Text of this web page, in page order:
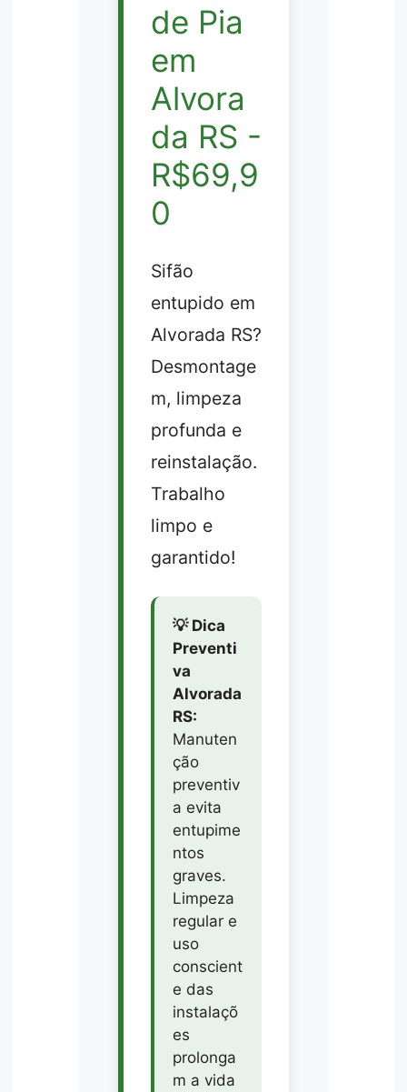
de Pia
em
Alvora
da RS -
R$69,9
0
Sifão
entupido em
Alvorada RS?
Desmontage
m, limpeza
profunda e
reinstalação.
Trabalho
limpo e
garantido!
💡 Dica
Preventi
va
Alvorada
RS:
Manuten
ção
preventiv
a evita
entupime
ntos
graves.
Limpeza
regular e
uso
conscient
e das
instalaçõ
es
prolonga
m a vida